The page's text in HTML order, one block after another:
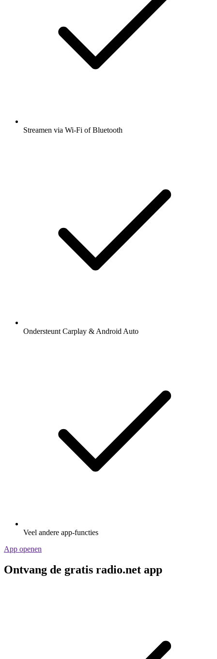
Streamen via Wi-Fi of Bluetooth
Ondersteunt Carplay & Android Auto
Veel andere app-functies
App openen
Ontvang de gratis radio.net app